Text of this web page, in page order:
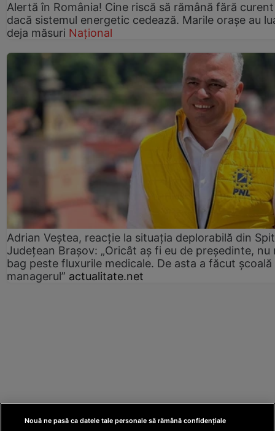
Alertă în România! Cine riscă să rămână fără curent
dacă sistemul energetic cedează. Marile orașe au
deja măsuri Național
Adrian Veștea, reacție la situația deplorabilă din
Județean Brașov: „Oricât aș fi eu de președinte, nu
bag peste fluxurile medicale. De asta a făcut școală
managerul” actualitate.net
Nouă ne pasă ca datele tale personale să rămână confidențiale